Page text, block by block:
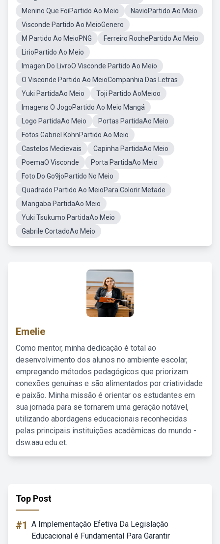
Menino Que FoiPartido Ao Meio
NavioPartido Ao Meio
Visconde Partido Ao MeioGenero
M Partido Ao MeioPNG
Ferreiro RochePartido Ao Meio
LirioPartido Ao Meio
Imagen Do LivroO Visconde Partido Ao Meio
O Visconde Partido Ao MeioCompanhia Das Letras
Yuki PartidaAo Meio
Toji Partido AoMeioo
Imagens O JogoPartido Ao Meio Mangá
Logo PartidaAo Meio
Portas PartidaAo Meio
Fotos Gabriel KohnPartido Ao Meio
Castelos Medievais
Capinha PartidaAo Meio
PoemaO Visconde
Porta PartidaAo Meio
Foto Do Go9joPartido No Meio
Quadrado Partido Ao MeioPara Colorir Metade
Mangaba PartidaAo Meio
Yuki Tsukumo PartidaAo Meio
Gabrile CortadoAo Meio
Emelie
Como mentor, minha dedicação é total ao
desenvolvimento dos alunos no ambiente escolar,
empregando métodos pedagógicos que priorizam
conexões genuínas e são alimentados por criatividade
e paixão. Minha missão é orientar os estudantes em
sua jornada para se tornarem uma geração notável,
utilizando abordagens educacionais reconhecidas
pelas principais instituições acadêmicas do mundo -
dsw.aau.edu.et.
Top Post
#1 A Implementação Efetiva Da Legislação
Educacional é Fundamental Para Garantir